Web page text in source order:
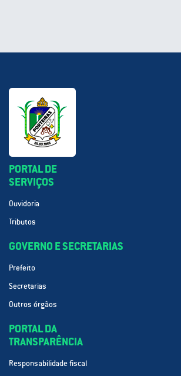
PORTAL DE
SERVIÇOS
Ouvidoria
Tributos
GOVERNO E SECRETARIAS
Prefeito
Secretarias
Outros órgãos
PORTAL DA
TRANSPARÊNCIA
Responsabilidade fiscal